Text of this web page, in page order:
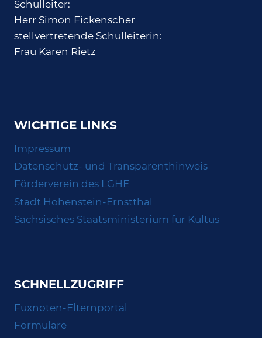
Schulleiter:
Herr Simon Fickenscher
stellvertretende Schulleiterin:
Frau Karen Rietz
WICHTIGE LINKS
Impressum
Datenschutz- und Transparenthinweis
Förderverein des LGHE
Stadt Hohenstein-Ernstthal
Sächsisches Staatsministerium für Kultus
SCHNELLZUGRIFF
Fuxnoten-Elternportal
Formulare